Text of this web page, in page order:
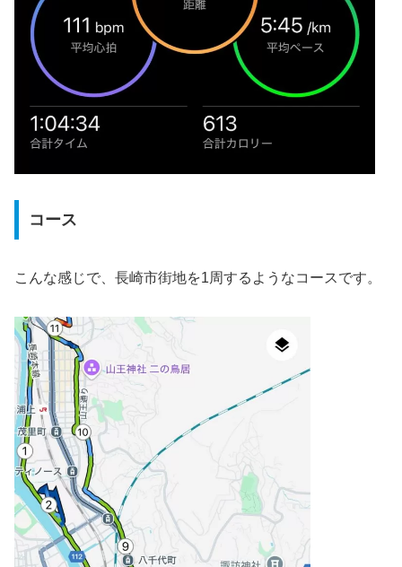
コース
こんな感じで、長崎市街地を1周するようなコースです。